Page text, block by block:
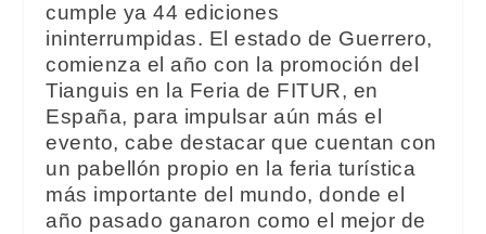
cumple ya 44 ediciones
ininterrumpidas. El estado de Guerrero,
comienza el año con la promoción del
Tianguis en la Feria de FITUR, en
España, para impulsar aún más el
evento, cabe destacar que cuentan con
un pabellón propio en la feria turística
más importante del mundo, donde el
año pasado ganaron como el mejor de